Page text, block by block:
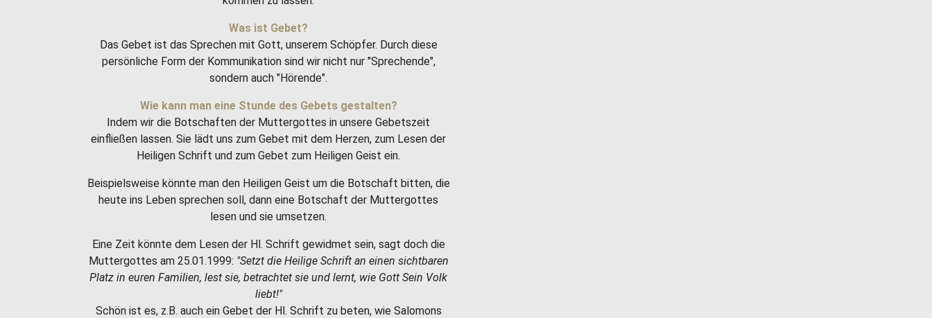
Was ist Gebet?
Das Gebet ist das Sprechen mit Gott, unserem Schöpfer. Durch diese
persönliche Form der Kommunikation sind wir nicht nur "Sprechende",
sondern auch "Hörende".
Wie kann man eine Stunde des Gebets gestalten?
Indem wir die Botschaften der Muttergottes in unsere Gebetszeit
einfließen lassen. Sie lädt uns zum Gebet mit dem Herzen, zum Lesen der
Heiligen Schrift und zum Gebet zum Heiligen Geist ein.
Beispielsweise könnte man den Heiligen Geist um die Botschaft bitten, die
heute ins Leben sprechen soll, dann eine Botschaft der Muttergottes
lesen und sie umsetzen.
Eine Zeit könnte dem Lesen der Hl. Schrift gewidmet sein, sagt doch die
Muttergottes am 25.01.1999: "Setzt die Heilige Schrift an einen sichtbaren
Platz in euren Familien, lest sie, betrachtet sie und lernt, wie Gott Sein Volk
liebt!"
Schön ist es, z.B. auch ein Gebet der Hl. Schrift zu beten, wie Salomons